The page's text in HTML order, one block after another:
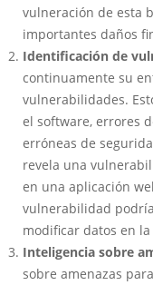
vulneración de esta
importantes daños
Identificación de
continuamente su
vulnerabilidades.
el software, errores
erróneas de
revela una
en una aplicación
vulnerabilidad
modificar datos en
Inteligencia sobre
sobre amenazas